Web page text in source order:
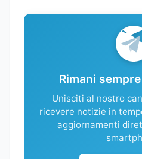
Rimani
Unisciti al nostro
ricevere notizie in
aggiornamenti